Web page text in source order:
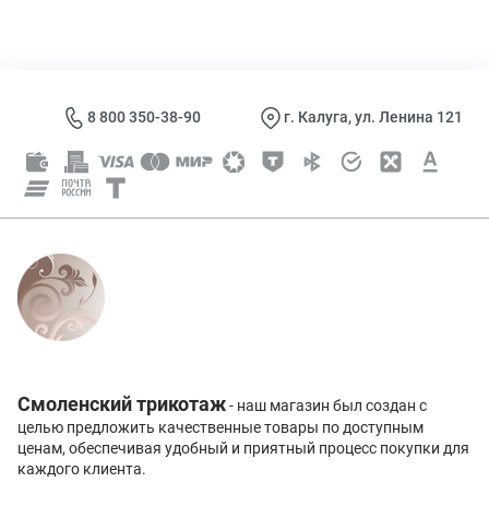
8 800 350-38-90 г. Калуга, ул. Ленина 121
Смоленский трикотаж- наш магазин был создан с
целью предложить качественные товары по доступным
ценам, обеспечивая удобный и приятный процесс покупки для
каждого клиента.